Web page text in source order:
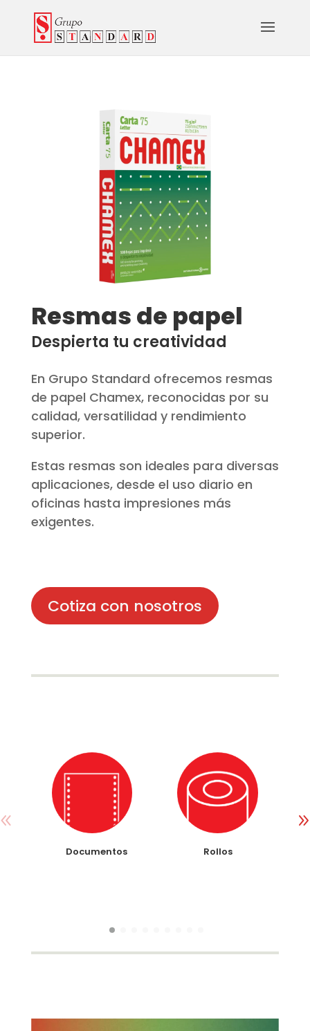
Resmas de papel
Despierta tu creatividad
En Grupo Standard ofrecemos resmas
de papel Chamex, reconocidas por su
calidad, versatilidad y rendimiento
superior.
Estas resmas son ideales para diversas
aplicaciones, desde el uso diario en
oficinas hasta impresiones más
exigentes.
Cotiza con nosotros
Documentos Rollos